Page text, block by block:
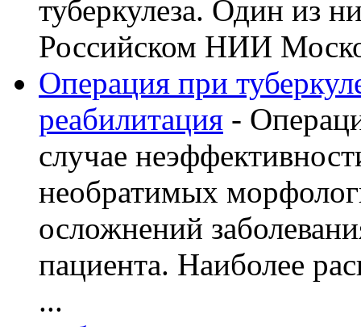
туберкулеза. Один из
Российском НИИ
Операция при
реабилитация -
случае
необратимых
осложнений
пациента. Наиболее
...